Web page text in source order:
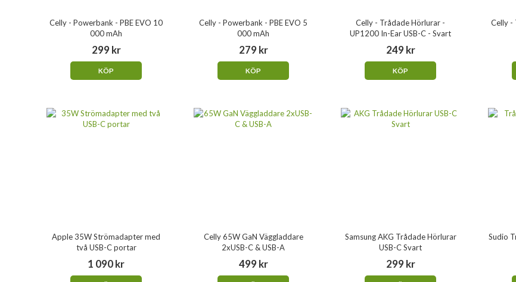
Celly - Powerbank - PBE EVO 10
000 mAh
299 kr
KÖP
Celly - Powerbank - PBE EVO 5
000 mAh
279 kr
KÖP
Celly - Trådade Hörlurar -
UP1200 In-Ear USB-C - Svart
249 kr
KÖP
Celly -
Apple 35W Strömadapter med
två USB-C portar
1 090 kr
Celly 65W GaN Väggladdare
2xUSB-C & USB-A
499 kr
Samsung AKG Trådade Hörlurar
USB-C Svart
299 kr
Sudio